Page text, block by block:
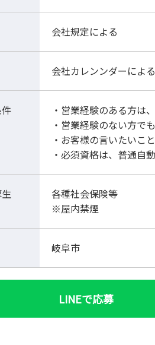
会社規定による
会社カレンンダーによる
・営業経験のある方は
・営業経験のない方で
・お客様の言いたいこ
・必須資格は、普通自
各種社会保険等
※屋内禁煙
岐阜市
LINEで応募